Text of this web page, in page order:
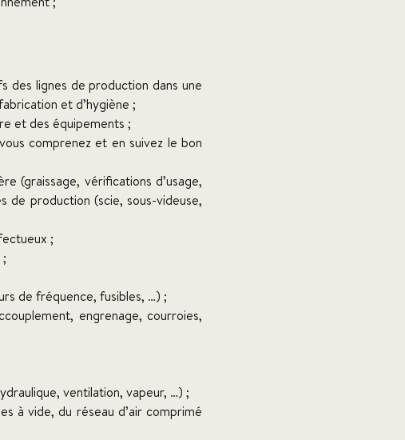
des lignes de production dans une
et d’hygiène ;
et des équipements ;
comprenez et en suivez le bon
(graissage, vérifications d’usage,
de production (scie, sous-videuse,
;
de fréquence, fusibles, …) ;
engrenage, courroies,
ventilation, vapeur, …) ;
à vide, du réseau d’air comprimé